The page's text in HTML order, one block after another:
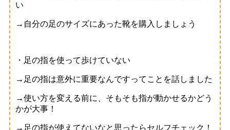
い
→自分の足のサイズにあった靴を購入しましょう
・足の指を使って歩けていない
→足の指は意外に重要なんですってことを話しました
→使い方を変える前に、そもそも指が動かせるかどう
かが大事！
→足の指が使えてないなと思ったらセルフチェック！